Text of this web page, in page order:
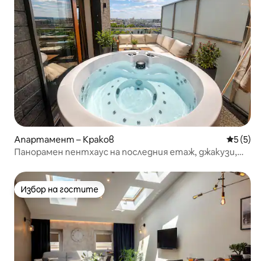
Апартамент – Краков Средна
5 (5)
Панорамен пентхаус на последния етаж, джакузи,
Избор на гостите
Избор на гостите